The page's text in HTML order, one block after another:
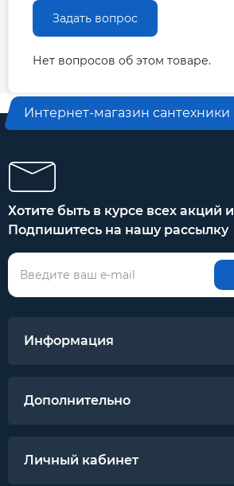
Задать вопрос
Нет вопросов об этом товаре.
Интернет-магазин сантехники
Хотите быть в курсе всех акций
Подпишитесь на нашу рассылку
Информация
Дополнительно
Личный кабинет